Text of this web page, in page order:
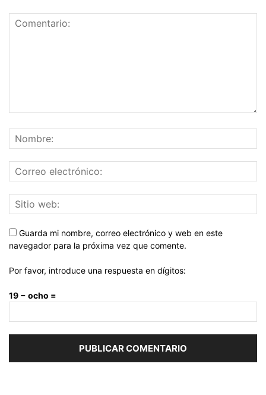
Guarda mi nombre, correo electrónico y web en este
navegador para la próxima vez que comente.
Por favor, introduce una respuesta en dígitos:
19 − ocho =